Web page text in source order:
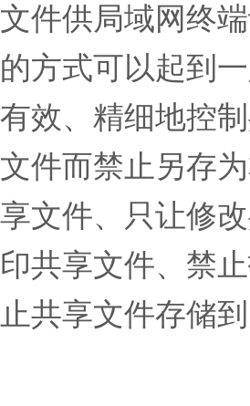
文件供局域网终
的方式可以起到
有效、精细地控
文件而禁止另存
享文件、只让修
印共享文件、禁
止共享文件存储